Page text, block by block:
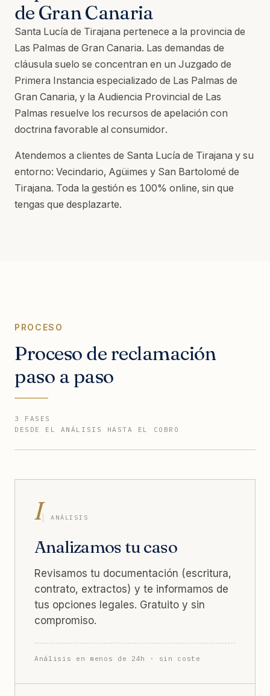
de Gran Canaria
Santa Lucía de Tirajana pertenece a la provincia de
Las Palmas de Gran Canaria. Las demandas de
cláusula suelo se concentran en un Juzgado de
Primera Instancia especializado de Las Palmas de
Gran Canaria, y la Audiencia Provincial de Las
Palmas resuelve los recursos de apelación con
doctrina favorable al consumidor.
Atendemos a clientes de Santa Lucía de Tirajana y su
entorno: Vecindario, Agüimes y San Bartolomé de
Tirajana. Toda la gestión es 100% online, sin que
tengas que desplazarte.
PROCESO
Proceso de reclamación
paso a paso
3 FASES
DESDE EL ANÁLISIS HASTA EL COBRO
I ANÁLISIS
Analizamos tu caso
Revisamos tu documentación (escritura,
contrato, extractos) y te informamos de
tus opciones legales. Gratuito y sin
compromiso.
Análisis en menos de 24h · sin coste